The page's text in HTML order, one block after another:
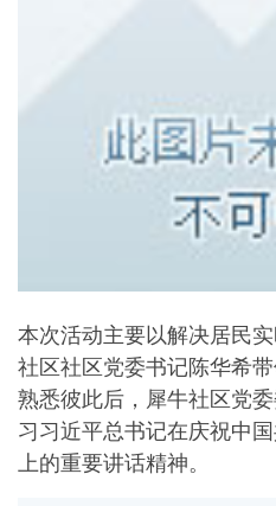
本次活动主要以解决居民
社区社区党委书记陈华希
熟悉彼此后，犀牛社区党
习习近平总书记在庆祝中
上的重要讲话精神。